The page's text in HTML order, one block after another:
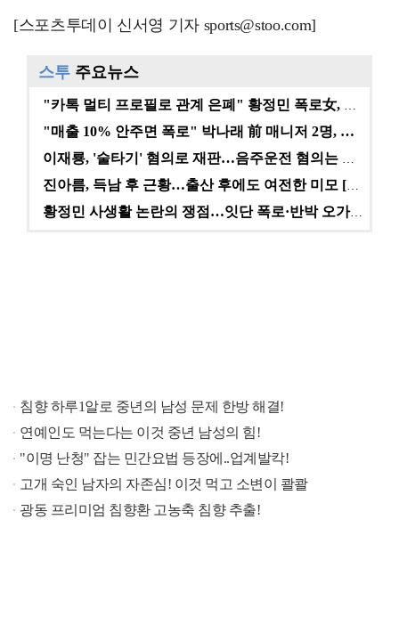
[스포츠투데이 신서영 기자 sports@stoo.com]
스투 주요뉴스
"카톡 멀티 프로필로 관계 은폐" 황정민 폭로女, 문자…
"매출 10% 안주면 폭로" 박나래 前 매니저 2명, …
이재룡, '술타기' 혐의로 재판…음주운전 혐의는 미적용…
진아름, 득남 후 근황…출산 후에도 여전한 미모 [스타…
황정민 사생활 논란의 쟁점…잇단 폭로·반박 오가는 소모…